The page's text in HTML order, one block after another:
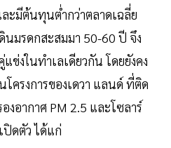
ะมีต้นทุนต่ำกว่าตลาดเฉลี่ย
นมรดกสะสมมา 50-60 ปี จึง
แข่งในทำเลเดียวกัน โดยยังคง
โครงการของเดวา แลนด์ ที่ติด
อากาศ PM 2.5 และโซลาร์
ปิดตัว ได้แก่